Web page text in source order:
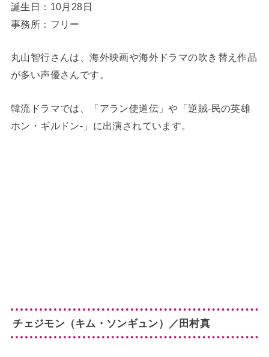
誕生日：10月28日
事務所：フリー
丸山智行さんは、海外映画や海外ドラマの吹き替え作品
が多い声優さんです。
韓流ドラマでは、「アラン使道伝」や「逆賊-民の英雄
ホン・ギルドン-」に出演されています。
チェジモン（キム・ソンギュン）／田村真